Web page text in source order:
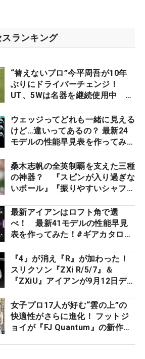
ランキング
“替えないプロ”今平周吾が10年
ぶりにドライバーチェンジ！
UT、5Wは名器を継続使用中 #
ウェッジってどれも一緒に見える
けど…違いってあるの？ 最新24
モデルの性能早見表を作ってみ
桑木志帆の全英制覇を支えた三種
の神器？ 『スピンが入り過ぎな
いボール』『振りやすいシャフ
ー』 #女子プロセッティング
最新アイアンはロフト角で選
べ！ 最新41モデルの性能早見
表を作ってみた！#ギアカタログ
『4』が消え『R』が加わった！
スリクソン『ZXi R/5/7』＆
『ZXiU』アイアンが9月12日デ
女子プロ17人が好む“雲の上”の
快適性がさらに進化！ フットジ
ョイが『FJ Quantum』の新作を